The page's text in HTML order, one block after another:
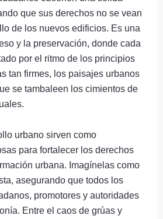
que sus derechos no se vean
de los nuevos edificios. Es una
y la preservación, donde cada
por el ritmo de los principios
tan firmes, los paisajes urbanos
se tambaleen los cimientos de
urbano sirven como
para fortalecer los derechos
urbana. Imagínelas como
asegurando que todos los
promotores y autoridades
Entre el caos de grúas y